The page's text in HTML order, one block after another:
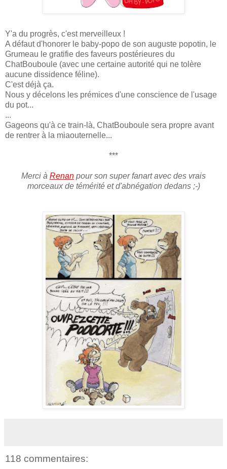
Y'a du progrès, c'est merveilleux !
A défaut d'honorer le baby-popo de son auguste popotin, le
Grumeau le gratifie des faveurs postérieures du
ChatBouboule (avec une certaine autorité qui ne tolère
aucune dissidence féline).
C'est déjà ça.
Nous y décelons les prémices d'une conscience de l'usage
du pot...
...
Gageons qu'à ce train-là, ChatBouboule sera propre avant
de rentrer à la miaouternelle...
***
Merci à Renan pour son super fanart avec des vrais
morceaux de témérité et d'abnégation dedans ;-)
118 commentaires: